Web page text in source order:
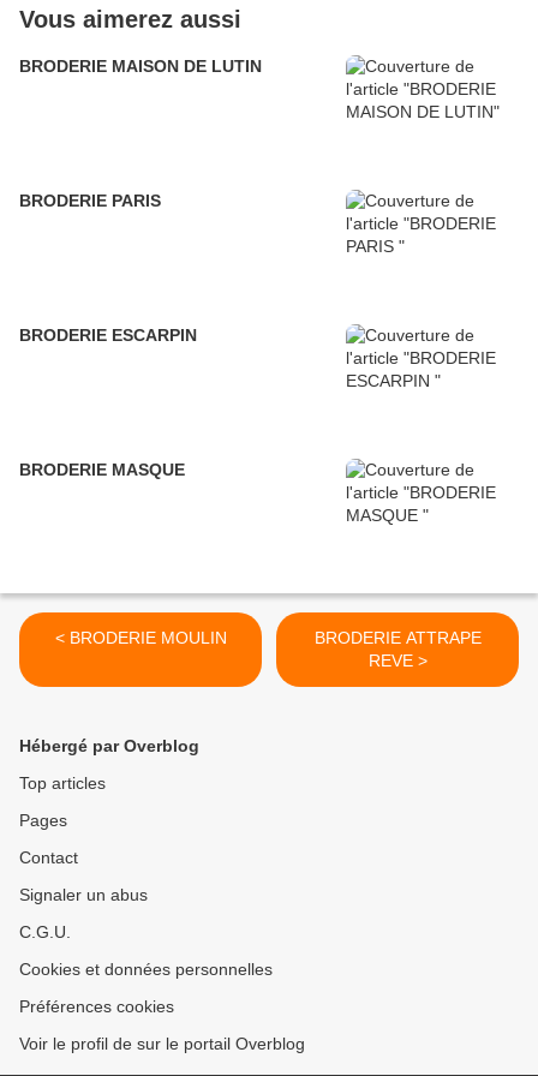
Vous aimerez aussi
BRODERIE MAISON DE LUTIN
BRODERIE PARIS
BRODERIE ESCARPIN
BRODERIE MASQUE
< BRODERIE MOULIN
BRODERIE ATTRAPE
REVE >
Hébergé par Overblog
Top articles
Pages
Contact
Signaler un abus
C.G.U.
Cookies et données personnelles
Préférences cookies
Voir le profil de sur le portail Overblog